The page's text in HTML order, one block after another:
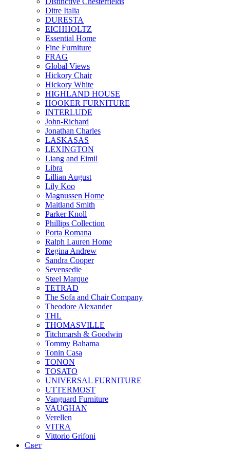
Ditre Italia
DURESTA
EICHHOLTZ
Essential Home
Fine Furniture
FRAG
Global Views
Hickory Chair
Hickory White
HIGHLAND HOUSE
HOOKER FURNITURE
INTERLUDE
John-Richard
Jonathan Charles
LASKASAS
LEXINGTON
Liang and Eimil
Libra
Lillian August
Lily Koo
Magnussen Home
Maitland Smith
Parker Knoll
Phillips Collection
Porta Romana
Ralph Lauren Home
Regina Andrew
Sandra Cooper
Sevensedie
Steel Marque
TETRAD
The Sofa and Chair Company
Theodore Alexander
THL
THOMASVILLE
Titchmarsh & Goodwin
Tommy Bahama
Tonin Casa
TONON
TOSATO
UNIVERSAL FURNITURE
UTTERMOST
Vanguard Furniture
VAUGHAN
Verellen
VITRA
Vittorio Grifoni
Свет